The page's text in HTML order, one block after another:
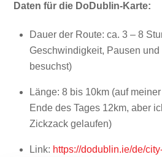
Daten für die DoDublin-Karte:
Dauer der Route: ca. 3 – 8
Geschwindigkeit, Pausen und
besuchst)
Länge: 8 bis 10km (auf
Ende des Tages 12km, aber
Zickzack gelaufen)
Link: https://dodublin.ie/de/